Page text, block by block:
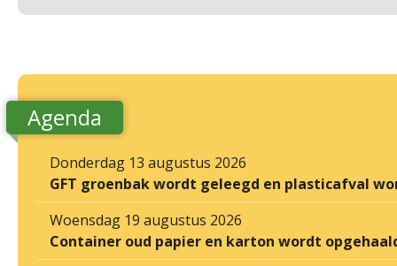
Agenda
Donderdag 13 augustus 2026
GFT groenbak wordt geleegd en plasticafval
Woensdag 19 augustus 2026
Container oud papier en karton wordt